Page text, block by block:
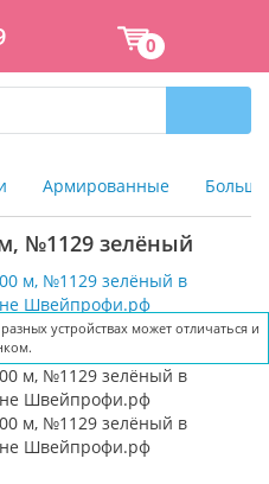
0
Армированные
№1129 зелёный
устройствах может отличаться и
устройствах может отличаться и